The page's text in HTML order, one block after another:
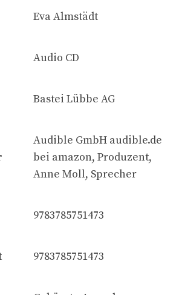
Eva Almstädt
Audio CD
Bastei Lübbe AG
Audible GmbH audible.de
bei amazon, Produzent,
Anne Moll, Sprecher
9783785751473
9783785751473